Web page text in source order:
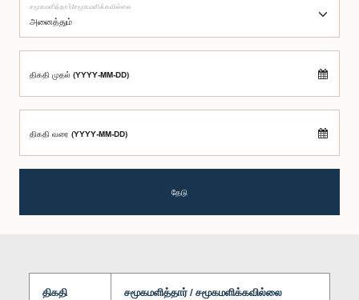
சமூகமளித்தார்/சமூகமளிக்கவில்லை
திகதி முதல் (YYYY-MM-DD)
திகதி வரை (YYYY-MM-DD)
தேடு
திகதி சமூகமளித்தார் / சமூகமளிக்கவில்லை